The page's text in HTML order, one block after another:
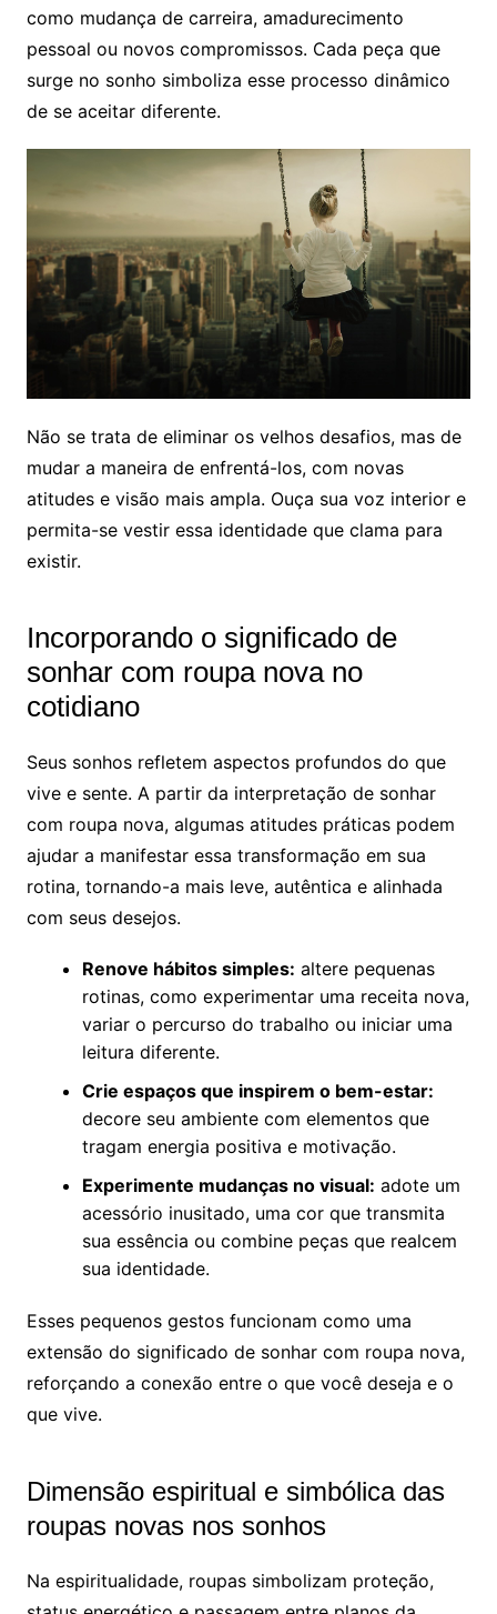
como mudança de carreira, amadurecimento
pessoal ou novos compromissos. Cada peça que
surge no sonho simboliza esse processo dinâmico
de se aceitar diferente.
Não se trata de eliminar os velhos desafios, mas de
mudar a maneira de enfrentá-los, com novas
atitudes e visão mais ampla. Ouça sua voz interior e
permita-se vestir essa identidade que clama para
existir.
Incorporando o significado de
sonhar com roupa nova no
cotidiano
Seus sonhos refletem aspectos profundos do que
vive e sente. A partir da interpretação de sonhar
com roupa nova, algumas atitudes práticas podem
ajudar a manifestar essa transformação em sua
rotina, tornando-a mais leve, autêntica e alinhada
com seus desejos.
Renove hábitos simples: altere pequenas
rotinas, como experimentar uma receita nova,
variar o percurso do trabalho ou iniciar uma
leitura diferente.
Crie espaços que inspirem o bem-estar:
decore seu ambiente com elementos que
tragam energia positiva e motivação.
Experimente mudanças no visual: adote um
acessório inusitado, uma cor que transmita
sua essência ou combine peças que realcem
sua identidade.
Esses pequenos gestos funcionam como uma
extensão do significado de sonhar com roupa nova,
reforçando a conexão entre o que você deseja e o
que vive.
Dimensão espiritual e simbólica das
roupas novas nos sonhos
Na espiritualidade, roupas simbolizam proteção,